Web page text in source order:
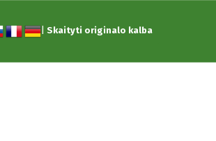
|Skaityti originalo kalba